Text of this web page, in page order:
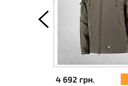
4 692 грн.